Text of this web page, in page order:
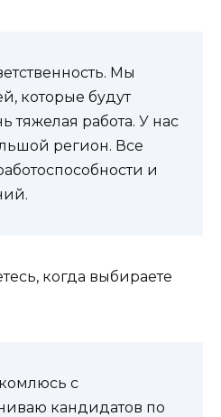
Мы
которые будут
тяжелая работа. У нас
регион. Все
и
когда выбираете
с
кандидатов по